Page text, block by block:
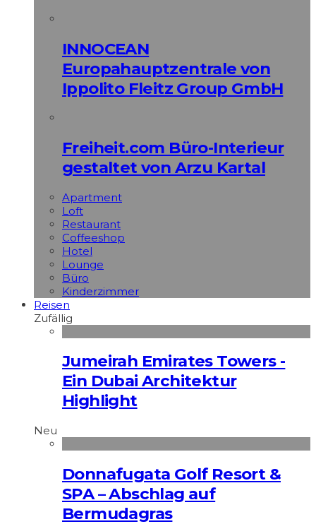
INNOCEAN
Europahauptzentrale von
Ippolito Fleitz Group GmbH
Freiheit.com Büro-Interieur
gestaltet von Arzu Kartal
Apart­ment
Loft
Restaurant
Coffeeshop
Hotel
Lounge
Büro
Kinderzimmer
Reisen
Zufällig
Jumeirah Emirates Towers -
Ein Dubai Architektur
Highlight
Neu
Donnafugata Golf Resort &
SPA – Abschlag auf
Bermudagras